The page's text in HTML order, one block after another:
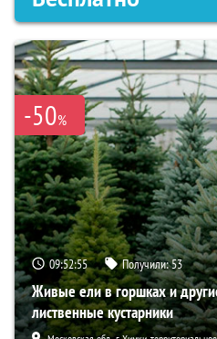
-50%
09:52:54 Получили:53
Живые ели в горшках и
лиственные кустарники